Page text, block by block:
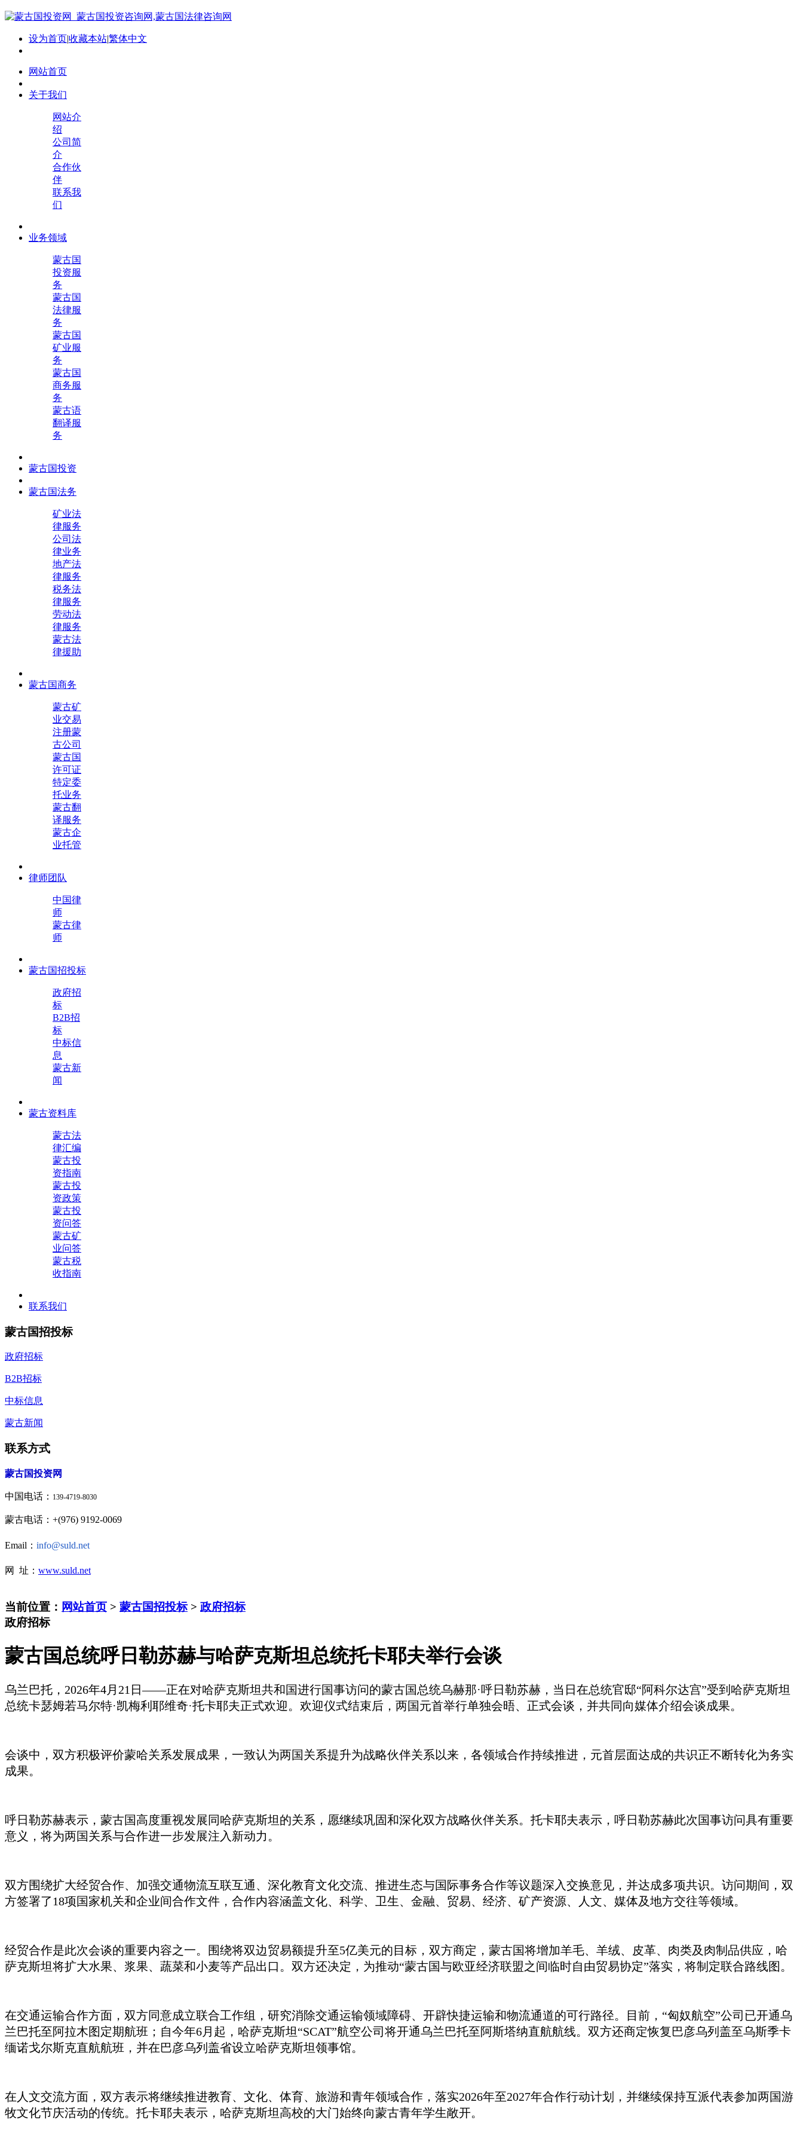
设为首页|收藏本站|繁体中文
网站首页
关于我们
网站介
绍
公司简
介
合作伙
伴
联系我
们
业务领域
蒙古国
投资服
务
蒙古国
法律服
务
蒙古国
矿业服
务
蒙古国
商务服
务
蒙古语
翻译服
务
蒙古国投资
蒙古国法务
矿业法
律服务
公司法
律业务
地产法
律服务
税务法
律服务
劳动法
律服务
蒙古法
律援助
蒙古国商务
蒙古矿
业交易
注册蒙
古公司
蒙古国
许可证
特定委
托业务
蒙古翻
译服务
蒙古企
业托管
律师团队
中国律
师
蒙古律
师
蒙古国招投标
政府招
标
B2B招
标
中标信
息
蒙古新
闻
蒙古资料库
蒙古法
律汇编
蒙古投
资指南
蒙古投
资政策
蒙古投
资问答
蒙古矿
业问答
蒙古税
收指南
联系我们
蒙古国招投标
政府招标
B2B招标
中标信息
蒙古新闻
联系方式
蒙古国投资网
中国电话： 139-4719-8030
蒙古电话：+(976) 9192-0069
Email： info@suld.net
网 址： www.suld.net
当前位置： 网站首页 > 蒙古国招投标> 政府招标
政府招标
蒙古国总统呼日勒苏赫与哈萨克斯坦总统托卡耶夫举行会谈
乌兰巴托 ， 2026年4月21日——正在对哈萨克斯坦共和国进行国事访问的蒙古国总统乌赫那·呼日勒苏赫，当日在总统官邸“阿科尔达宫”受到哈萨克斯坦
总统卡瑟姆若马尔特·凯梅利耶维奇·托卡耶夫正式欢迎。欢迎仪式结束后，两国元首举行单独会晤、正式会谈，并共同向媒体介绍会谈成果。
会谈中，双方积极评价蒙哈关系发展成果，一致认为两国关系提升为战略伙伴关系以来，各领域合作持续推进，元首层面达成的共识正不断转化为务实
成果。
呼日勒苏赫表示，蒙古国高度重视发展同哈萨克斯坦的关系，愿继续巩固和深化双方战略伙伴关系。托卡耶夫表示，呼日勒苏赫此次国事访问具有重要
意义，将为两国关系与合作进一步发展注入新动力。
双方围绕扩大经贸合作、加强交通物流互联互通、深化教育文化交流、推进生态与国际事务合作等议题深入交换意见，并达成多项共识。访问期间，双
方签署了18项国家机关和企业间合作文件，合作内容涵盖文化、科学、卫生、金融、贸易、经济、矿产资源、人文、媒体及地方交往等领域。
经贸合作是此次会谈的重要内容之一。围绕将双边贸易额提升至5亿美元的目标，双方商定，蒙古国将增加羊毛、羊绒、皮革、肉类及肉制品供应，哈
萨克斯坦将扩大水果、浆果、蔬菜和小麦等产品出口。双方还决定，为推动“蒙古国与欧亚经济联盟之间临时自由贸易协定”落实，将制定联合路线图。
在交通运输合作方面，双方同意成立联合工作组，研究消除交通运输领域障碍、开辟快捷运输和物流通道的可行路径。目前， “匈奴航空”公司已开通乌
兰巴托至阿拉木图定期航班；自今年6月起，哈萨克斯坦“SCAT”航空公司将开通乌兰巴托至阿斯塔纳直航航线。双方还商定恢复巴彦乌列盖至乌斯季卡
缅诺戈尔斯克直航航班，并在巴彦乌列盖省设立哈萨克斯坦领事馆。
在人文交流方面，双方表示将继续推进教育、文化、体育、旅游和青年领域合作，落实2026年至2027年合作行动计划，并继续保持互派代表参加两国游
牧文化节庆活动的传统。托卡耶夫表示，哈萨克斯坦高校的大门始终向蒙古青年学生敞开。